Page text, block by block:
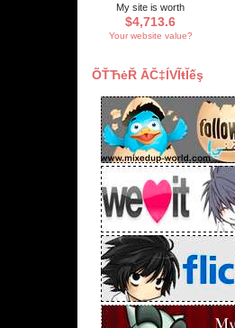
My site is worth
$4,713.6
Your website value?
ÕŤЋėŘ ĀČ‡ĺVĨŧĬếş